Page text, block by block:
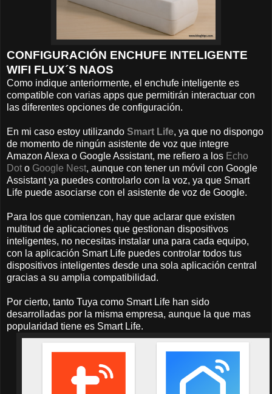
CONFIGURACIÓN ENCHUFE INTELIGENTE
WIFI FLUX´S NAOS
Como indique anteriormente, el enchufe inteligente es
compatible con varias apps que permitirán interactuar con
las diferentes opciones de configuración.
En mi caso estoy utilizando Smart Life, ya que no dispongo
de momento de ningún asistente de voz que integre
Amazon Alexa o Google Assistant, me refiero a los Echo
Dot o Google Nest, aunque con tener un móvil con Google
Assistant ya puedes controlarlo con la voz, ya que Smart
Life puede asociarse con el asistente de voz de Google.
Para los que comienzan, hay que aclarar que existen
multitud de aplicaciones que gestionan dispositivos
inteligentes, no necesitas instalar una para cada equipo,
con la aplicación Smart Life puedes controlar todos tus
dispositivos inteligentes desde una sola aplicación central
gracias a su amplia compatibilidad.
Por cierto, tanto Tuya como Smart Life han sido
desarrolladas por la misma empresa, aunque la que mas
popularidad tiene es Smart Life.